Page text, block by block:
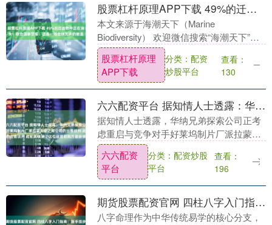
股票杠杆原理APP下载 49%的迁徙物种正在消失！联合国新警报：这是一场全球无声的撤退
本文来源于海潮天下（Marine
Biodiversity） 欢迎微信搜索“海潮天下”，
关注全球环境治理一手资讯！ 本文来源于
海潮天下（Marine Biodi....
股票杠杆原理
APP下载
分类：配资
炒股平台
查看：
130
六六配资平台 据知情人士透露：华纳兄弟探索公司正考虑重启与竞争对手好莱坞制片厂派拉蒙天空之舞公司的出售谈判 此前其收到了这位敌意收购方最新修改的报价
据知情人士透露，华纳兄弟探索公司正考
虑重启与竞争对手好莱坞制片厂派拉蒙天
空之舞公司的出售谈判，此前其收到了这
位敌意收购方最新修改的报价。....
六六配资
平台
分类：配资炒股
平台
查看：
196
期货股票配资官网 四柱八字入门指南：新手按步骤学，快速入门不踩坑
八字命理作为中华传统易学的核心分支，